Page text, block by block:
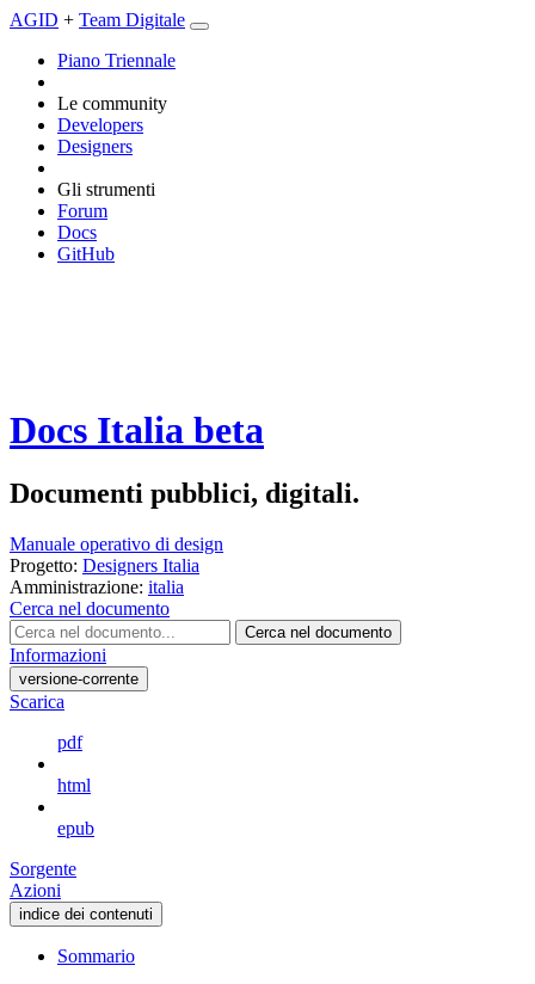
AGID + Team Digitale
Piano Triennale
Le community
Developers
Designers
Gli strumenti
Forum
Docs
GitHub
Docs Italia beta
Documenti pubblici, digitali.
Manuale operativo di design
Progetto: Designers Italia
Amministrazione: italia
Cerca nel documento
Cerca nel documento
Informazioni
versione-corrente
Scarica
pdf
html
epub
Sorgente
Azioni
indice dei contenuti
Sommario